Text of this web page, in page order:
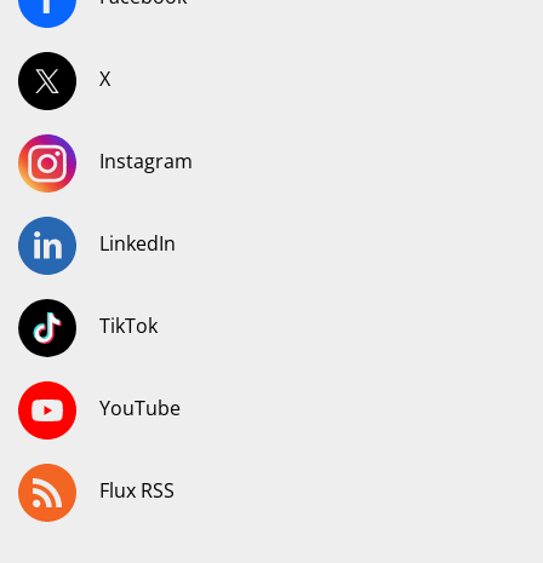
X
Instagram
LinkedIn
TikTok
YouTube
Flux RSS